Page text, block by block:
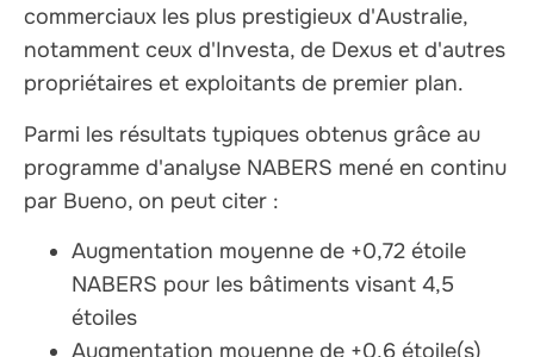
commerciaux les plus prestigieux d'Australie,
notamment ceux d'Investa, de Dexus et d'autres
propriétaires et exploitants de premier plan.
Parmi les résultats typiques obtenus grâce au
programme d'analyse NABERS mené en continu
par Bueno, on peut citer :
Augmentation moyenne de +0,72 étoile
NABERS pour les bâtiments visant 4,5
étoiles
Augmentation moyenne de +0,6 étoile(s)